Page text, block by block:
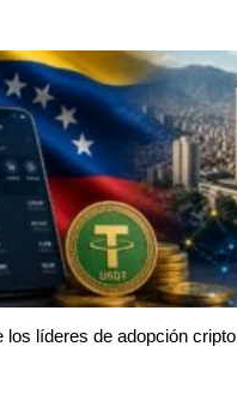
los líderes de adopción cripto